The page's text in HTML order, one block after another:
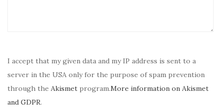
I accept that my given data and my IP address is sent to a
server in the USA only for the purpose of spam prevention
through the Akismet program.More information on Akismet
and GDPR.